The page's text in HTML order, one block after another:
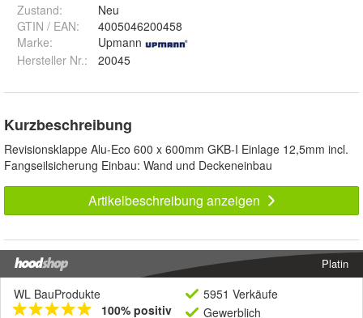
Zustand:
Neu
GTIN / EAN:
4005046200458
Marke:
Upmann
Hersteller Nr.:
20045
Kurzbeschreibung
Revisionsklappe Alu-Eco 600 x 600mm GKB-I Einlage 12,5mm incl.
Fangseilsicherung Einbau: Wand und Deckeneinbau
Artikelbeschreibung anzeigen
Platin
WL BauProdukte
100% positiv
5951 Verkäufe
Gewerblich